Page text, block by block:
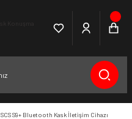
SCS S9+ Bluetooth Kask İletişim Cihazı